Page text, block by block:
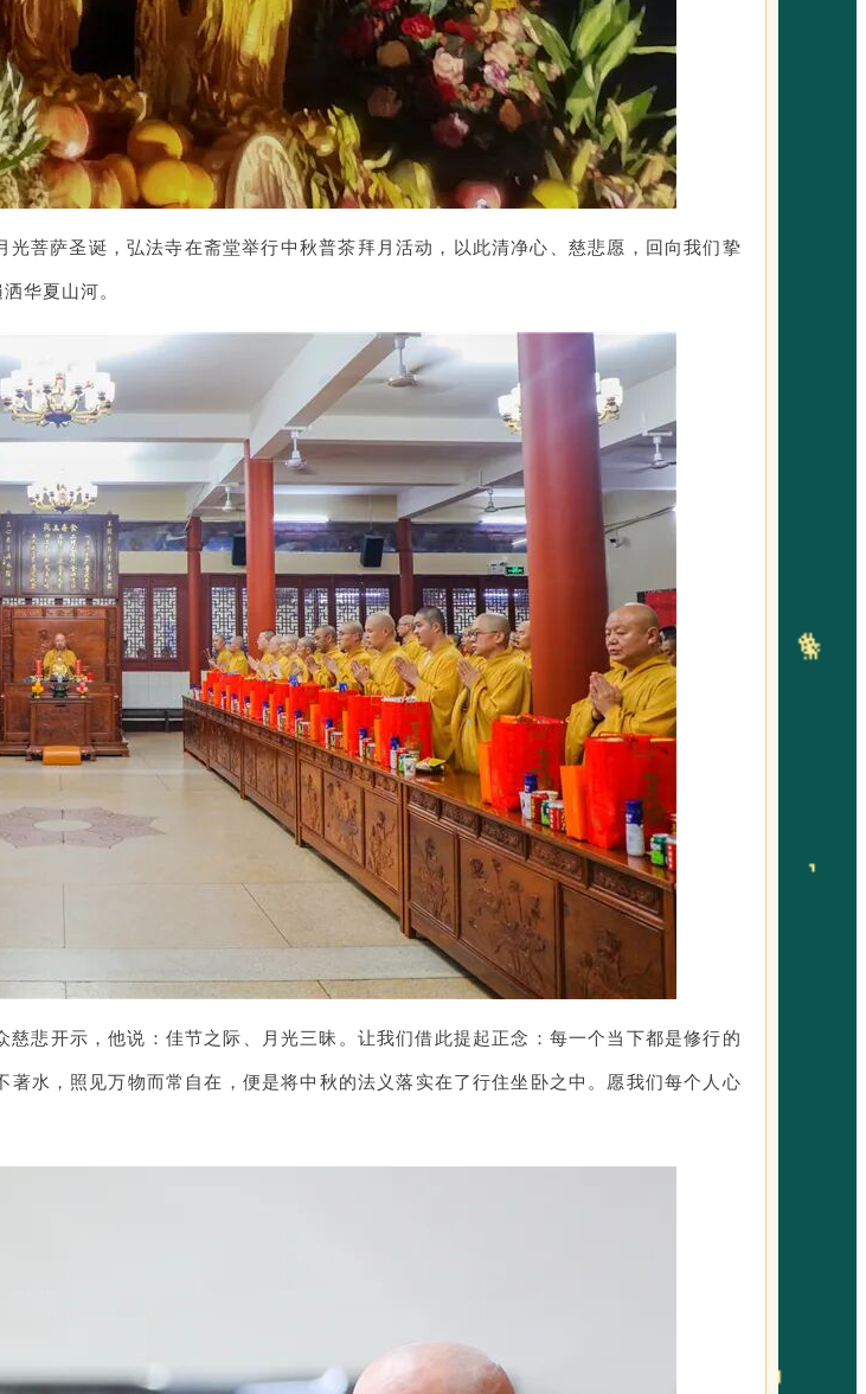
菩萨圣诞，弘法寺在斋堂举行中秋普茶拜月活动，以此清净心、慈悲愿，回向我们挚
华夏山河。
悲开示，他说：佳节之际、月光三昧。让我们借此提起正念：每一个当下都是修行的
水，照见万物而常自在，便是将中秋的法义落实在了行住坐卧之中。愿我们每个人心